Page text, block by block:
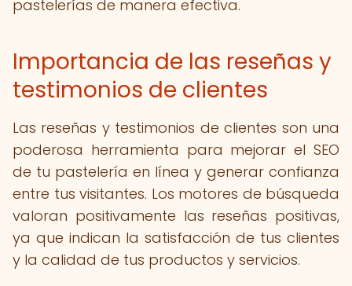
pastelerías de manera efectiva.
Importancia de las reseñas y
testimonios de clientes
Las reseñas y testimonios de clientes son una
poderosa herramienta para mejorar el SEO
de tu pastelería en línea y generar confianza
entre tus visitantes. Los motores de búsqueda
valoran positivamente las reseñas positivas,
ya que indican la satisfacción de tus clientes
y la calidad de tus productos y servicios.